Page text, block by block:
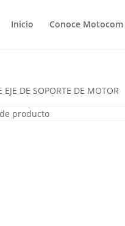
Inicio Conoce Motocom
EJE DE SOPORTE DE MOTOR